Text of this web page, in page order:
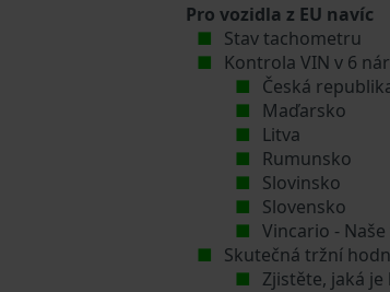
Pro vozidla z EU navíc
Stav tachometru
Kontrola VIN v 6
Česká
Maďarsko
Litva
Rumunsko
Slovinsko
Slovensko
Vincario -
Skutečná tržní
Zjistěte, jaká